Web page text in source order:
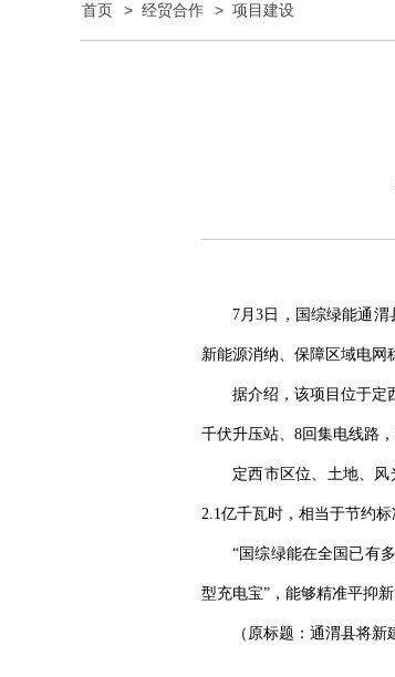
首页 > 经贸合作 > 项目建设
7月3日，国综绿能通
新能源消纳、保障区域电网
据介绍，该项目位于定
千伏升压站、8回集电线路
定西市区位、土地、
2.1亿千瓦时，相当于节约
“国综绿能在全国已有
型充电宝”，能够精准平抑
（原标题：通渭县将新